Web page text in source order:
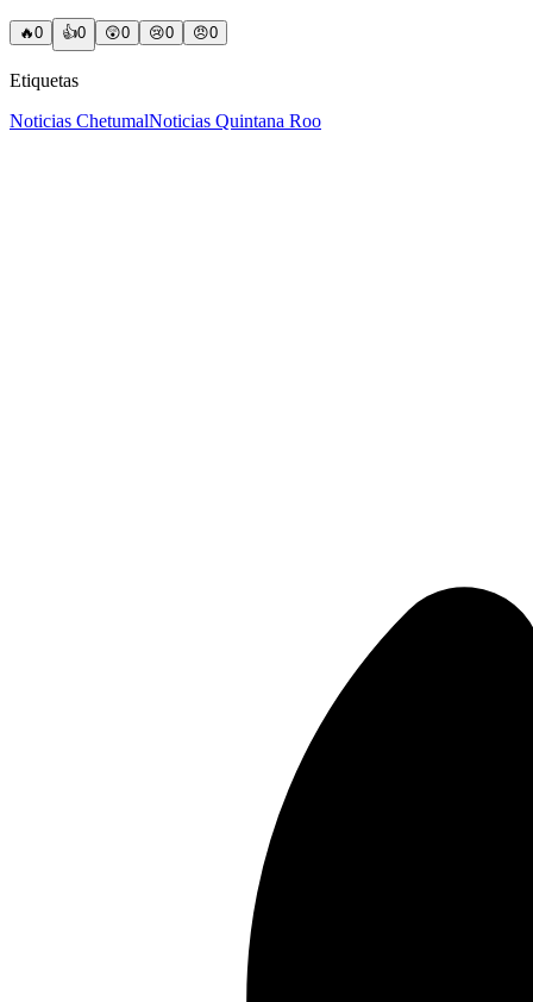
🔥0 👍0 😲0 😢0 😠0
Etiquetas
Noticias ChetumalNoticias Quintana Roo